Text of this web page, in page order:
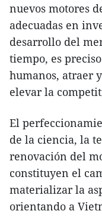
nuevos motores
adecuadas en
desarrollo del
tiempo, es
humanos, atraer
elevar la
El
de la ciencia, la
renovación del
constituyen el
materializar la
orientando a